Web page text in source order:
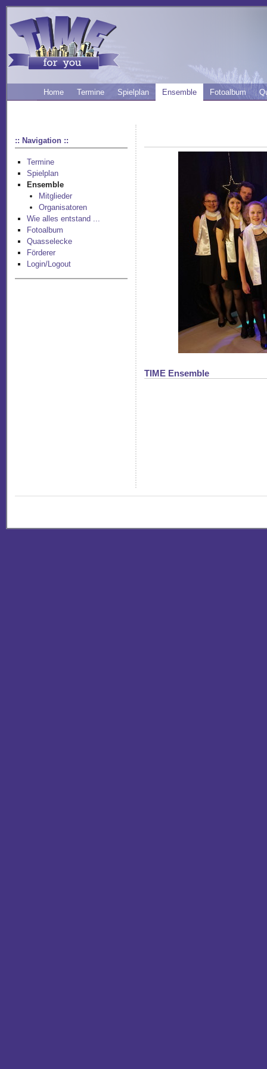
Home Termine Spielplan Ensemble Fotoalbum
:: Navigation ::
Termine
Spielplan
Ensemble
Mitglieder
Organisatoren
Wie alles entstand ...
Fotoalbum
Quasselecke
Förderer
Login/Logout
TIME Ensemble